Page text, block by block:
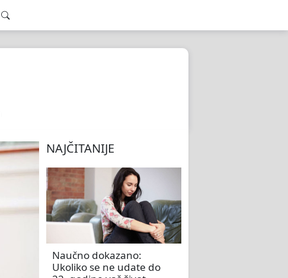
NAJČITANIJE
Naučno dokazano:
Ukoliko se ne udate do